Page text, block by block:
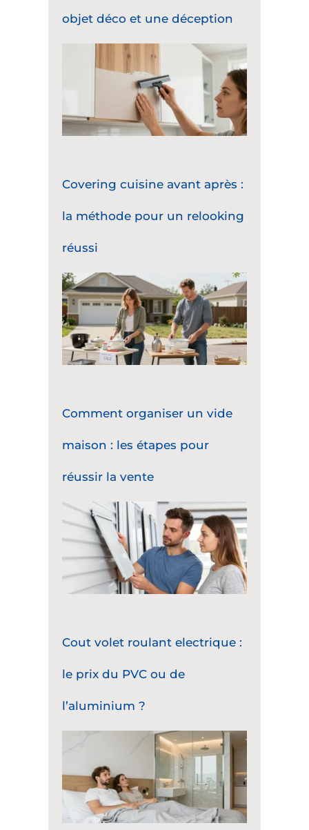
objet déco et une déception
Covering cuisine avant après :
la méthode pour un relooking
réussi
Comment organiser un vide
maison : les étapes pour
réussir la vente
Cout volet roulant electrique :
le prix du PVC ou de
l’aluminium ?